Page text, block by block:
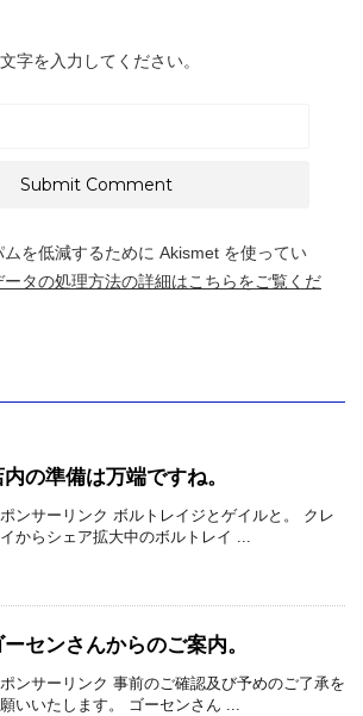
字を入力してください。
を低減するために Akismet を使ってい
ータの処理方法の詳細はこちらをご覧くだ
内の準備は万端ですね。
ンサーリンク ボルトレイジとゲイルと。 クレ
からシェア拡大中のボルトレイ ...
ーセンさんからのご案内。
ンサーリンク 事前のご確認及び予めのご了承を
いいたします。 ゴーセンさん ...